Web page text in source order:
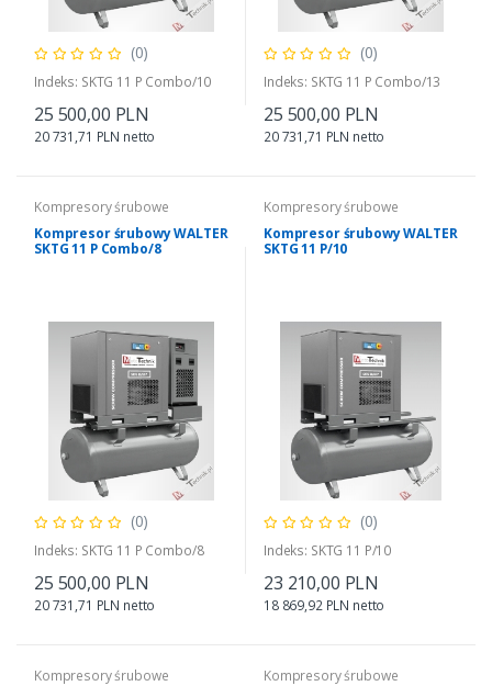
(0)
Indeks: SKTG 11 P Combo/10
25 500,00 PLN
20 731,71 PLN netto
(0)
Indeks: SKTG 11 P Combo/13
25 500,00 PLN
20 731,71 PLN netto
Kompresory śrubowe
Kompresor śrubowy WALTER
SKTG 11 P Combo/8
(0)
Indeks: SKTG 11 P Combo/8
25 500,00 PLN
20 731,71 PLN netto
Kompresory śrubowe
Kompresor śrubowy WALTER
SKTG 11 P/10
(0)
Indeks: SKTG 11 P/10
23 210,00 PLN
18 869,92 PLN netto
Kompresory śrubowe
Kompresory śrubowe